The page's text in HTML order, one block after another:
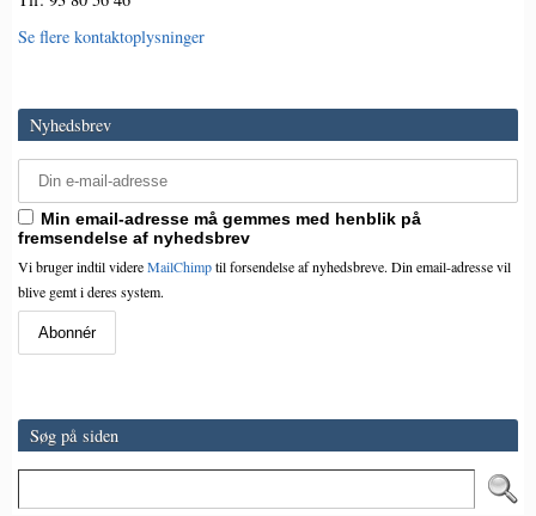
Se flere kontaktoplysninger
Nyhedsbrev
Min email-adresse må gemmes med henblik på
fremsendelse af nyhedsbrev
Vi bruger indtil videreMailChimptil forsendelse af nyhedsbreve. Din email-adresse vil
blive gemt i deres system.
Søg på siden